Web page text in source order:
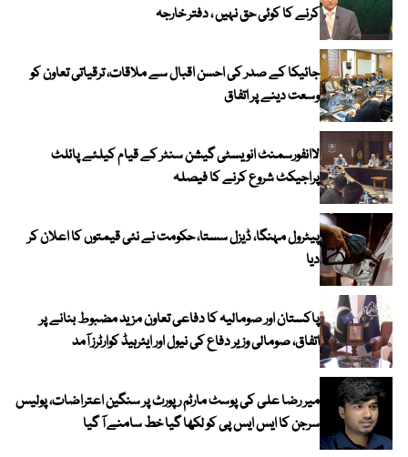
کرنے کا کوئی حق نہیں ، دفتر خارجہ
جائیکا کے صدر کی احسن اقبال سے ملاقات، ترقیاتی تعاون کو
وسعت دینے پر اتفاق
لاانفورسمنٹ انویسٹی گیشن سنٹر کے قیام کیلئے پائلٹ
پراجیکٹ شروع کرنے کا فیصلہ
پیٹرول مہنگا، ڈیزل سستا، حکومت نے نئی قیمتوں کا اعلان کر
دیا
پاکستان اور صومالیہ کا دفاعی تعاون مزید مضبوط بنانے پر
اتفاق، صومالی وزیر دفاع کی نیول اور ایئرہیڈ کوارٹرز آمد
میر رضا علی کی پوسٹ مارٹم رپورٹ پر سنگین اعتراضات، پولیس
سرجن کا ایس ایس پی کو لکھا گیا خط سامنے آ گیا